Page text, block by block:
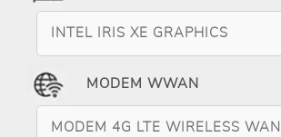
INTEL IRIS XE GRAPHICS
MODEM WWAN
MODEM 4G LTE WIRELESS WAN